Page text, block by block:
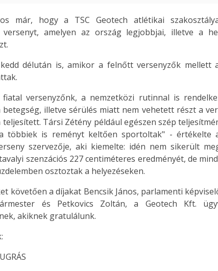
már, hogy a TSC Geotech atlétikai
versenyt, amelyen az ország legjobbjai, illetve a
délután is, amikor a felnőtt versenyzők mellett
fiatal versenyzőnk, a nemzetközi rutinnal is
betegség, illetve sérülés miatt nem vehetett részt a
teljesített. Társi Zétény például egészen szép
többiek is reményt keltően sportoltak" - értékelte
szervezője, aki kiemelte: idén nem sikerült
szenzációs 227 centiméteres eredményét, de
osztoztak a helyezéseken.
követően a díjakat Bencsik János, parlamenti
és Petkovics Zoltán, a Geotech Kft.
akiknek gratulálunk.